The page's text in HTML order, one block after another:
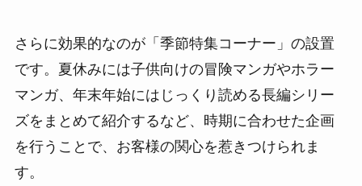
さらに効果的なのが「季節特集コーナー」の設置
です。夏休みには子供向けの冒険マンガやホラー
マンガ、年末年始にはじっくり読める長編シリー
ズをまとめて紹介するなど、時期に合わせた企画
を行うことで、お客様の関心を惹きつけられま
す。